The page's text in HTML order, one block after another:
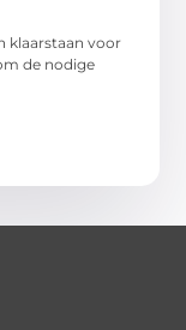
klaarstaan voor
de nodige